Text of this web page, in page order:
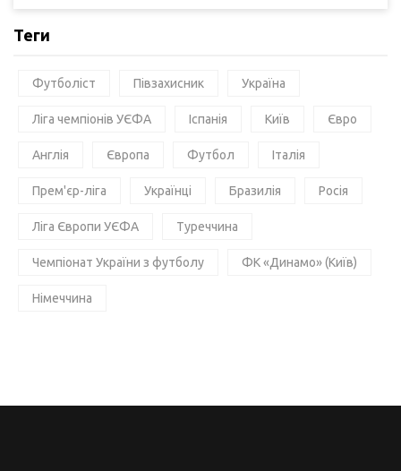
Теги
Футболіст Півзахисник Україна
Ліга чемпіонів УЄФА Іспанія Київ Євро
Англія Європа Футбол Італія
Прем'єр-ліга Українці Бразилія Росія
Ліга Європи УЄФА Туреччина
Чемпіонат України з футболу ФК «Динамо» (Київ)
Німеччина